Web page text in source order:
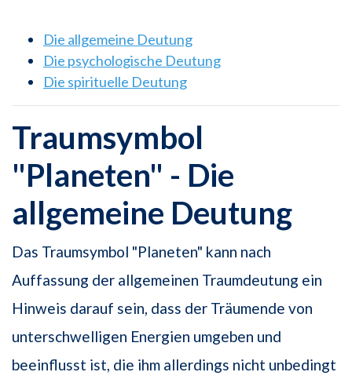
Die allgemeine Deutung
Die psychologische Deutung
Die spirituelle Deutung
Traumsymbol
"Planeten" - Die
allgemeine Deutung
Das Traumsymbol "Planeten" kann nach
Auffassung der allgemeinen Traumdeutung ein
Hinweis darauf sein, dass der Träumende von
unterschwelligen Energien umgeben und
beeinflusst ist, die ihm allerdings nicht unbedingt